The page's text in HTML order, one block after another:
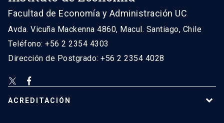
Facultad de Economía y Administración UC
Avda. Vicuña Mackenna 4860, Macul. Santiago, Chile
Teléfono: +56 2 2354 4303
Dirección de Postgrado: +56 2 2354 4028
ACREDITACIÓN